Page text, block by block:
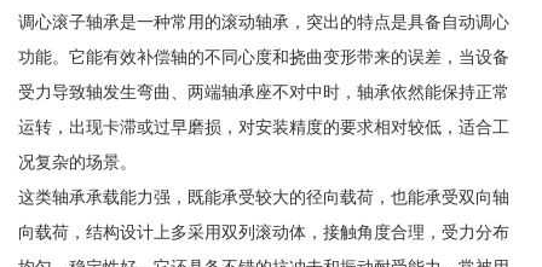
调心滚子轴承是一种常用的滚动轴承，突出的特点是具备自动调心
功能。它能有效补偿轴的不同心度和挠曲变形带来的误差，当设备
受力导致轴发生弯曲、两端轴承座不对中时，轴承依然能保持正常
运转，出现卡滞或过早磨损，对安装精度的要求相对较低，适合工
况复杂的场景。
这类轴承承载能力强，既能承受较大的径向载荷，也能承受双向轴
向载荷，结构设计上多采用双列滚动体，接触角度合理，受力分布